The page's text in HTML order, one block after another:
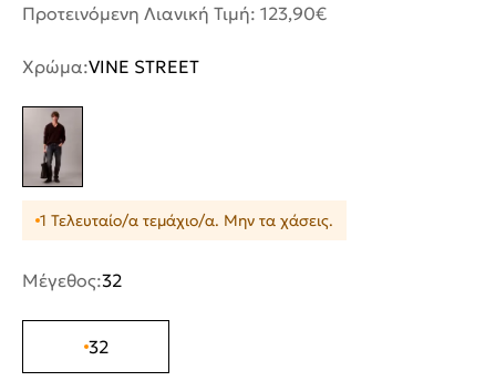
Προτεινόμενη Λιανική Τιμή: 123,90€
Χρώμα:VINE STREET
1 Τελευταίο/α τεμάχιο/α. Μην τα χάσεις.
Μέγεθος:32
32